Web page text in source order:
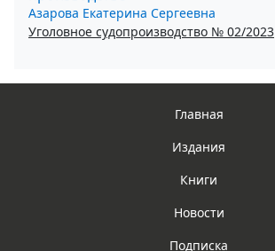
Азарова Екатерина Сергеевна
Уголовное судопроизводство № 02/2023
Главная
Издания
Книги
Новости
Подписка